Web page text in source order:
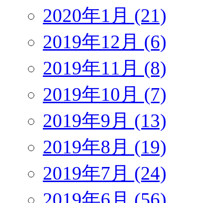
2020年1月 (21)
2019年12月 (6)
2019年11月 (8)
2019年10月 (7)
2019年9月 (13)
2019年8月 (19)
2019年7月 (24)